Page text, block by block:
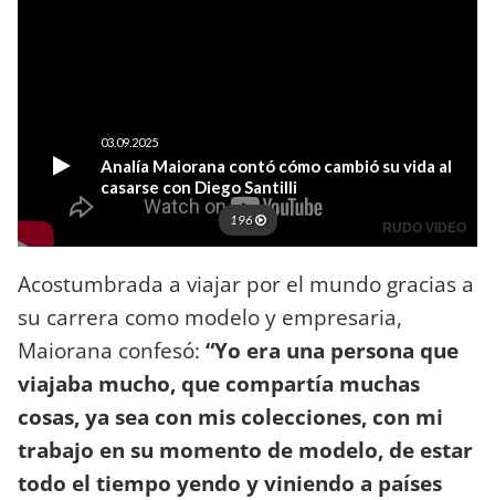
Acostumbrada a viajar por el mundo gracias a
su carrera como modelo y empresaria,
Maiorana confesó: “Yo era una persona que
viajaba mucho, que compartía muchas
cosas, ya sea con mis colecciones, con mi
trabajo en su momento de modelo, de estar
todo el tiempo yendo y viniendo a países